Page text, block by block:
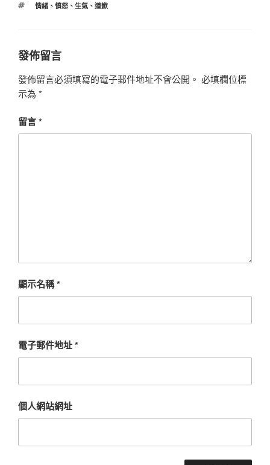
標
情緒、 憤怒、 生氣、 道歉
發佈留言
發佈留言必須填寫的電子郵件地址不會公開。 必填欄位標
示為 *
留言*
顯示名稱*
電子郵件地址*
個人網站網址